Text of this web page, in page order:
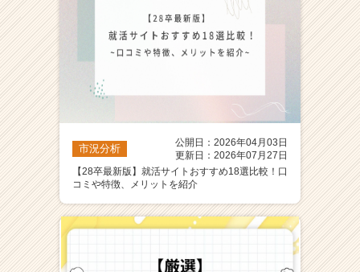
サ
キ
リ
ア
市況分析
公開日：2026年04月03日
更新日：2026年07月27日
【28卒最新版】就活サイトおすすめ18選比較！口
コミや特徴、メリットを紹介